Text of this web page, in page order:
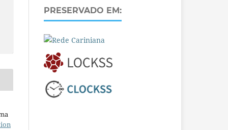
PRESERVADO EM: